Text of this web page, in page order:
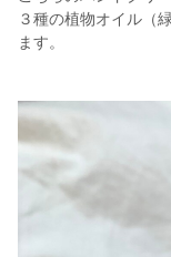
３種の植物オイル（
ます。